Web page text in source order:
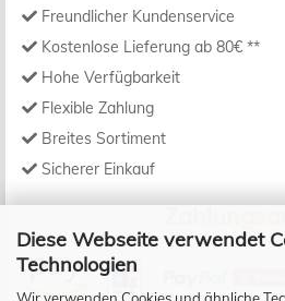
Diese Webseite verwendet
Technologien
Wir verwenden Cookies und ähnliche
Freundlicher Kundenservice
Kostenlose Lieferung ab 80€ **
Hohe Verfügbarkeit
Flexible Zahlung
Breites Sortiment
Sicherer Einkauf